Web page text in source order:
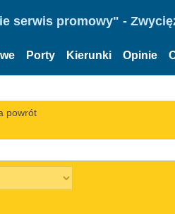
serwis promowy" -
Porty Kierunki Opinie
powrót